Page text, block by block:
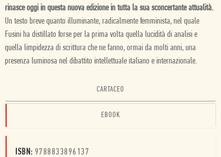
rinasce oggi in questa nuova edizione in tutta la sua sconcertante attualità.
Un testo breve quanto illuminante, radicalmente femminista, nel quale
Fusini ha distillato forse per la prima volta quella lucidità di analisi e
quella limpidezza di scrittura che ne fanno, ormai da molti anni, una
presenza luminosa nel dibattito intellettuale italiano e internazionale.
CARTACEO
EBOOK
ISBN: 9788833896137